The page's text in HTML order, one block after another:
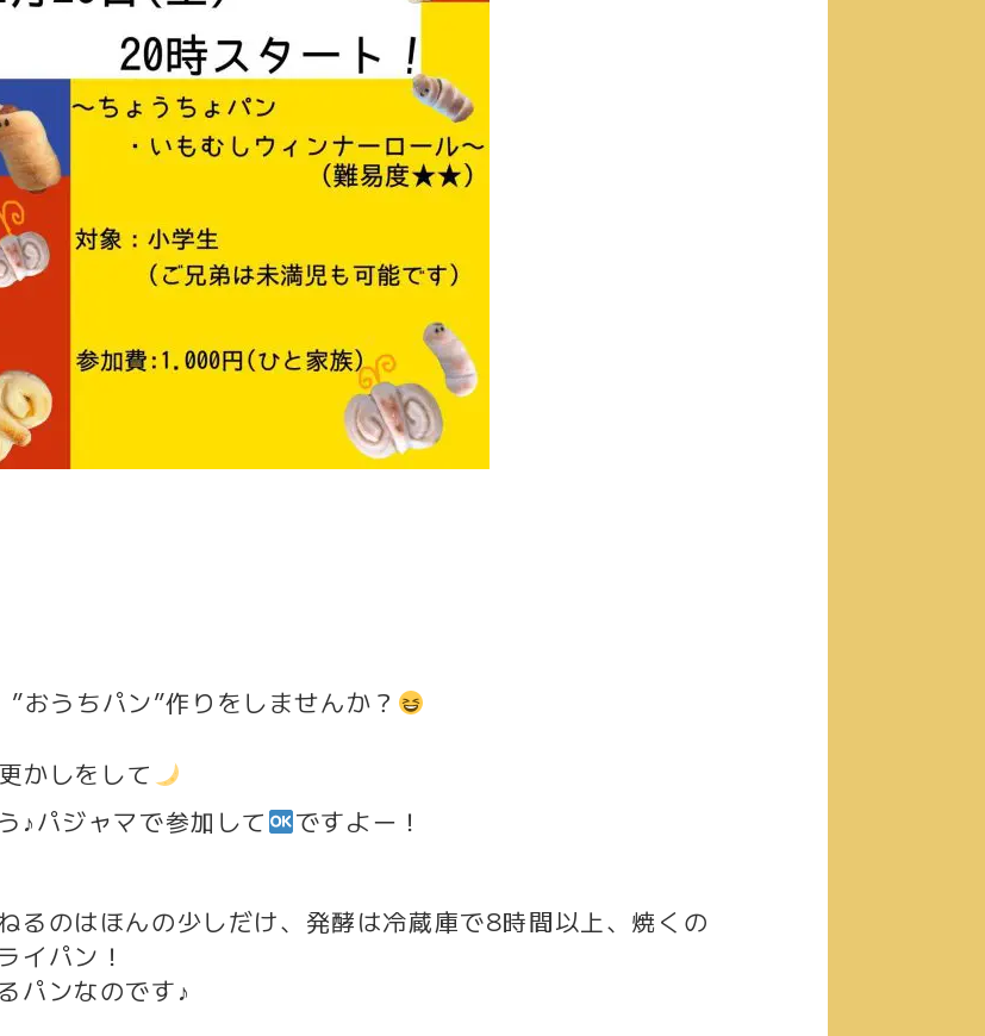
おうちパン”作りをしませんか？
かしをして
♪パジャマで参加して
ですよー！
るのはほんの少しだけ、発酵は冷蔵庫で8時間以上、焼くの
イパン！
パンなのです♪